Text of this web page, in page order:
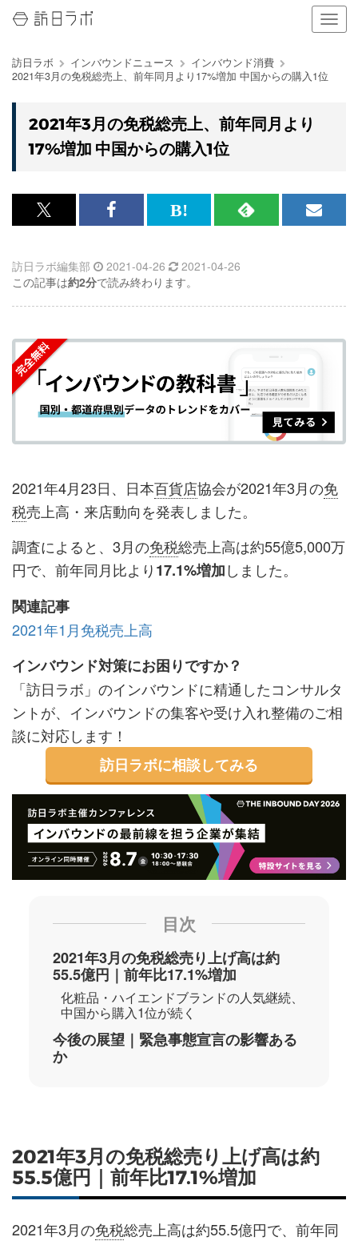
ナ
ビ
切
替
訪日ラボ インバウンドニュース
インバウンド消費
2021年3月の免税総売上、前年同月より17%増加 中国からの購入1位
2021年3月の免税総売上、前年同月より
17%増加 中国からの購入1位
x<br>
記
事
シ
ェ
ア
す
る
Facebook<br>
記
事
シ
ェ
ア
す
る
は
な
ブ
ク
マ
ー
ク
に
加
RSS
購
読
す
る
メ
録
す
訪日ラボ編集部 2021-04-26
2021-04-26
この記事は約2分で読み終わります。
2021年4月23日、日本百貨店協会が2021年3月の免
税売上高・来店動向を発表しました。
調査によると、3月の免税総売上高は約55億5,000万
円で、前年同月比より17.1%増加しました。
関連記事
2021年1月免税売上高
インバウンド対策にお困りですか？
「訪日ラボ」のインバウンドに精通したコンサルタ
ントが、インバウンドの集客や受け入れ整備のご相
談に対応します！
訪日ラボに相談してみる
目次
2021年3月の免税総売り上げ高は約
55.5億円｜前年比17.1%増加
化粧品・ハイエンドブランドの人気継続、
中国から購入1位が続く
今後の展望｜緊急事態宣言の影響ある
か
2021年3月の免税総売り上げ高は約
55.5億円｜前年比17.1%増加
2021年3月の免税総売上高は約55.5億円で、前年同